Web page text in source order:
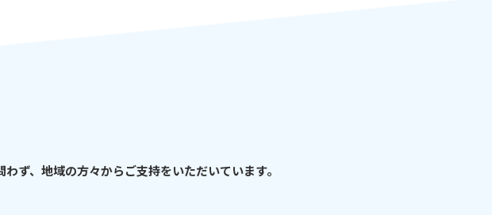
ず、地域の方々からご支持をいただいています。